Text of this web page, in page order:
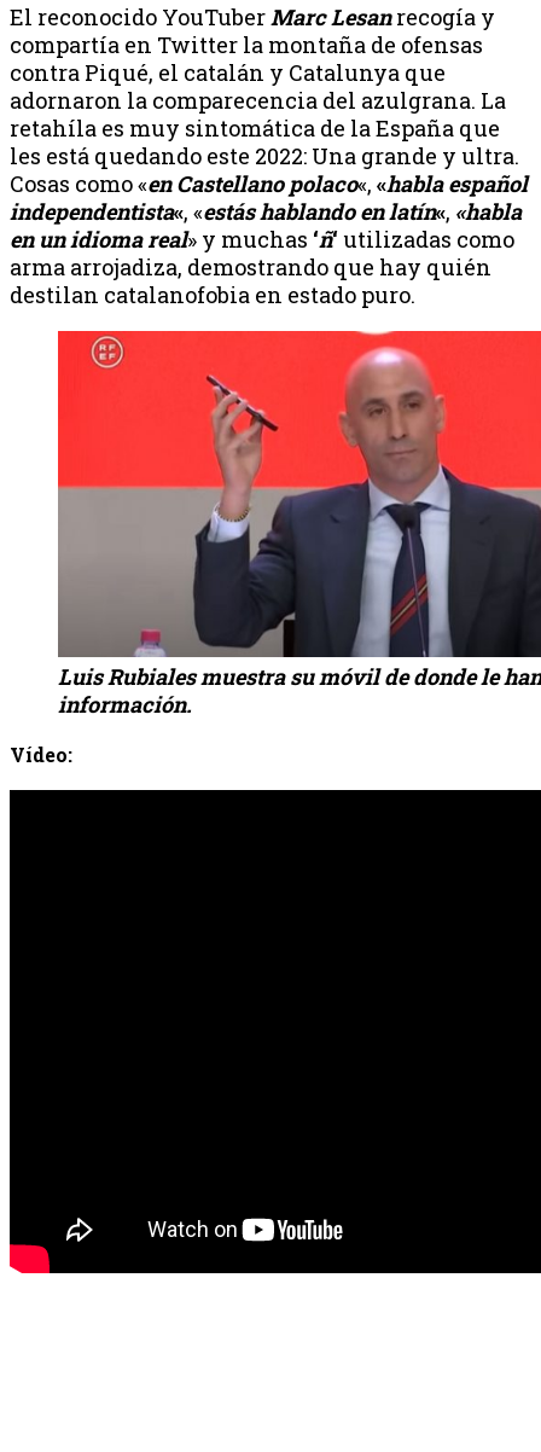
El reconocido YouTuberMarc Lesanrecogía y
compartía en Twitter la montaña de ofensas
contra Piqué, el catalán y Catalunya que
adornaron la comparecencia del azulgrana. La
retahíla es muy sintomática de la España que
les está quedando este 2022: Una grande y ultra.
Cosas como «en Castellano polaco«, «habla español
independentista«, «estás hablando en latín«, «habla
en un idioma real» y muchas ‘ñ‘utilizadas como
arma arrojadiza, demostrando que hay quién
destilan catalanofobia en estado puro.
Luis Rubiales muestra su móvil de donde le
información.
Vídeo: